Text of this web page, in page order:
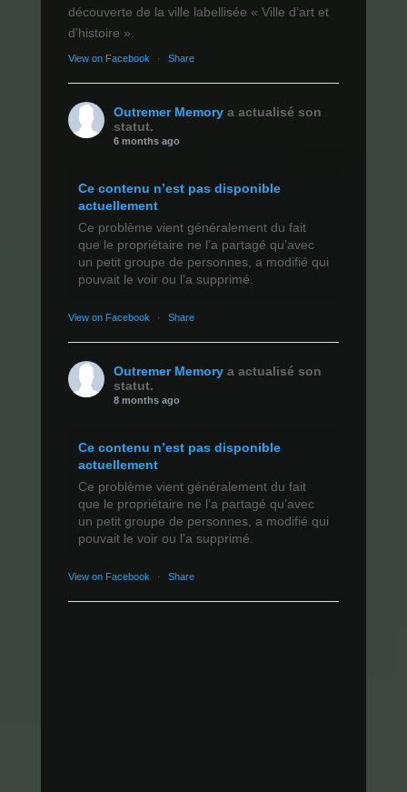
découverte de la ville labellisée « Ville d’art et
d’histoire ».
View on Facebook · Share
Outremer Memory a actualisé son
statut.
6 months ago
Ce contenu n’est pas disponible
actuellement
Ce problème vient généralement du fait
que le propriétaire ne l’a partagé qu’avec
un petit groupe de personnes, a modifié qui
pouvait le voir ou l’a supprimé.
View on Facebook · Share
Outremer Memory a actualisé son
statut.
8 months ago
Ce contenu n’est pas disponible
actuellement
Ce problème vient généralement du fait
que le propriétaire ne l’a partagé qu’avec
un petit groupe de personnes, a modifié qui
pouvait le voir ou l’a supprimé.
View on Facebook · Share